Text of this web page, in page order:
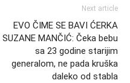
Next article
EVO ČIME SE BAVI ĆERKA
SUZANE MANČIĆ: Čeka bebu
sa 23 godine starijim
generalom, ne pada kruška
daleko od stabla